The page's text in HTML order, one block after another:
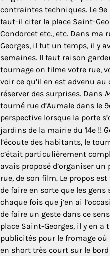
contraintes techniques. Le
faut-il citer la place Saint-
Condorcet etc., etc. Dans ma
Georges, il fut un temps, il y
semaines. Il faut raison
tournage on filme votre rue,
voir ce qu’il en est advenu
réserver des surprises. Dans
tourné rue d’Aumale dans le
perspective lorsque la porte
jardins de la mairie du 14e !!
l’écoute des habitants, le
c’était particulièrement
avais proposé d’organiser un
rue, de son film. Le propos
de faire en sorte que les gens
chaque fois que j’en ai
de faire un geste dans ce
place Saint-Georges, il y en
publicités pour le fromage
en short très court sur le